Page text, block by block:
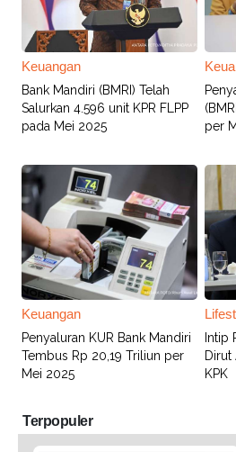
Keuangan
Bank Mandiri (BMRI) Telah
Salurkan 4.596 unit KPR FLPP
pada Mei 2025
per
Keuangan
Penyaluran KUR Bank Mandiri
Tembus Rp 20,19 Triliun per
Mei 2025
Intip
KPK
Terpopuler